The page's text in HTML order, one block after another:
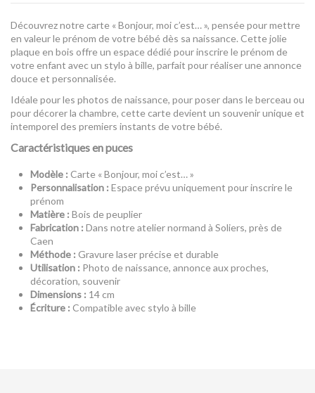
Découvrez notre carte « Bonjour, moi c’est… », pensée pour mettre
en valeur le prénom de votre bébé dès sa naissance. Cette jolie
plaque en bois offre un espace dédié pour inscrire le prénom de
votre enfant avec un stylo à bille, parfait pour réaliser une annonce
douce et personnalisée.
Idéale pour les photos de naissance, pour poser dans le berceau ou
pour décorer la chambre, cette carte devient un souvenir unique et
intemporel des premiers instants de votre bébé.
Caractéristiques en puces
Modèle : Carte « Bonjour, moi c’est… »
Personnalisation : Espace prévu uniquement pour inscrire le
prénom
Matière : Bois de peuplier
Fabrication : Dans notre atelier normand à Soliers, près de
Caen
Méthode : Gravure laser précise et durable
Utilisation : Photo de naissance, annonce aux proches,
décoration, souvenir
Dimensions : 14 cm
Écriture : Compatible avec stylo à bille